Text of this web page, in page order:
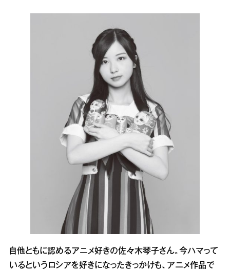
自他ともに認めるアニメ好きの佐々木琴子さん。今ハマって
いるというロシアを好きになったきっかけも、アニメ作品で